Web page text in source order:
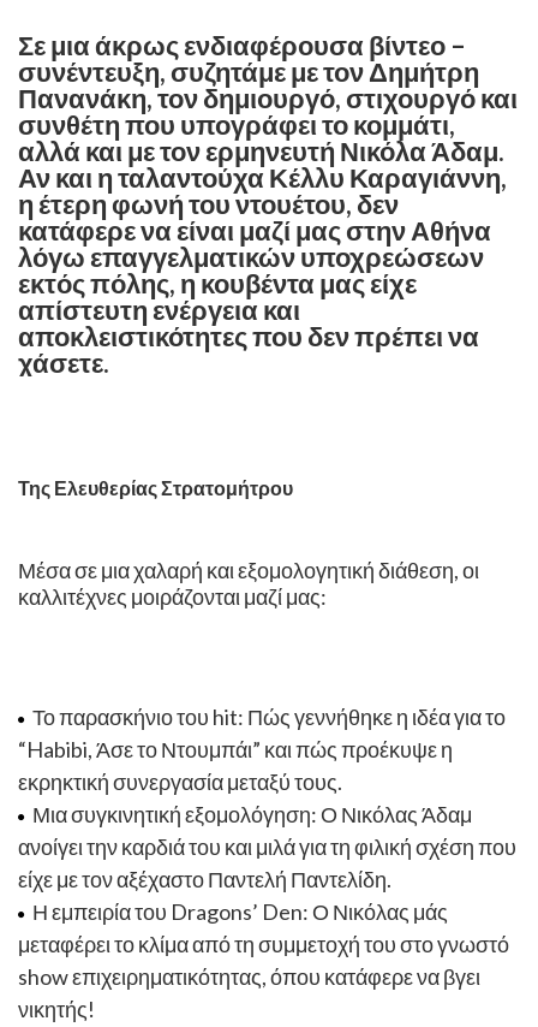
Σε μια άκρως ενδιαφέρουσα βίντεο –
συνέντευξη, συζητάμε με τον Δημήτρη
Πανανάκη, τον δημιουργό, στιχουργό και
συνθέτη που υπογράφει το κομμάτι,
αλλά και με τον ερμηνευτή Νικόλα Άδαμ.
Αν και η ταλαντούχα Κέλλυ Καραγιάννη,
η έτερη φωνή του ντουέτου, δεν
κατάφερε να είναι μαζί μας στην Αθήνα
λόγω επαγγελματικών υποχρεώσεων
εκτός πόλης, η κουβέντα μας είχε
απίστευτη ενέργεια και
αποκλειστικότητες που δεν πρέπει να
χάσετε.
Της Ελευθερίας Στρατομήτρου
Μέσα σε μια χαλαρή και εξομολογητική διάθεση, οι
καλλιτέχνες μοιράζονται μαζί μας: ​
Το παρασκήνιο του hit: Πώς γεννήθηκε η ιδέα για το
“Habibi, Άσε το Ντουμπάι” και πώς προέκυψε η
εκρηκτική συνεργασία μεταξύ τους.
Μια συγκινητική εξομολόγηση: Ο Νικόλας Άδαμ
ανοίγει την καρδιά του και μιλά για τη φιλική σχέση που
είχε με τον αξέχαστο Παντελή Παντελίδη.
Η εμπειρία του Dragons’ Den: Ο Νικόλας μάς
μεταφέρει το κλίμα από τη συμμετοχή του στο γνωστό
show επιχειρηματικότητας, όπου κατάφερε να βγει
νικητής!